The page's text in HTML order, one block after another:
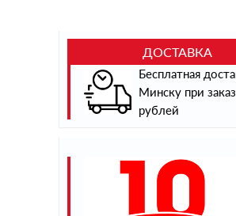
ДОСТАВКА
Бесплатная
Минску при
рублей